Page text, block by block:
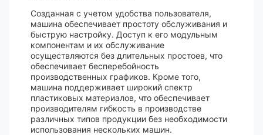
Созданная с учетом удобства пользователя,
машина обеспечивает простоту обслуживания и
быструю настройку. Доступ к его модульным
компонентам и их обслуживание
осуществляются без длительных простоев, что
обеспечивает бесперебойность
производственных графиков. Кроме того,
машина поддерживает широкий спектр
пластиковых материалов, что обеспечивает
производителям гибкость в производстве
различных типов продукции без необходимости
использования нескольких машин.